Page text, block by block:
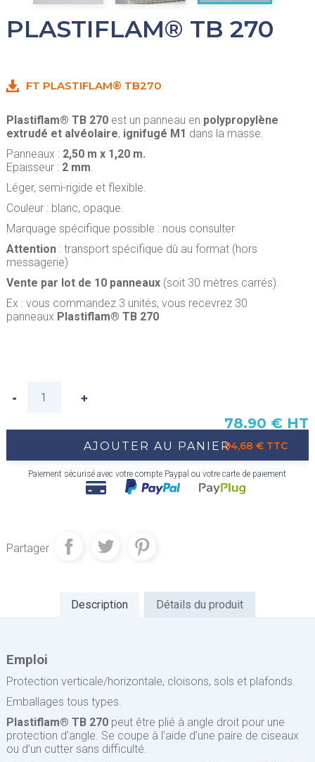
PLASTIFLAM® TB 270
FT PLASTIFLAM® TB270
Plastiflam® TB 270est un panneau en polypropylène
extrudé et alvéolaire, ignifugé M1 dans la masse.
Panneaux : 2,50 m x 1,20 m.
Epaisseur : 2 mm.
Léger, semi-rigide et flexible.
Couleur : blanc, opaque.
Marquage spécifique possible : nous consulter
Attention : transport spécifique dû au format (hors
messagerie)
Vente par lot de 10 panneaux(soit 30 mètres carrés).
Ex : vous commandez 3 unités, vous recevrez 30
panneaux Plastiflam® TB 270
78.90 € HT
94,68 € TTC
AJOUTER AU PANIER
Paiement sécurisé avec votre compte Paypal ou votre carte de paiement
Partager
Description Détails du produit
Emploi
Protection verticale/horizontale, cloisons, sols et plafonds.
Emballages tous types.
Plastiflam® TB 270peut être plié à angle droit pour une
protection d’angle. Se coupe à l’aide d’une paire de ciseaux
ou d’un cutter sans difficulté.